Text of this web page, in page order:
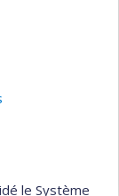
le Système